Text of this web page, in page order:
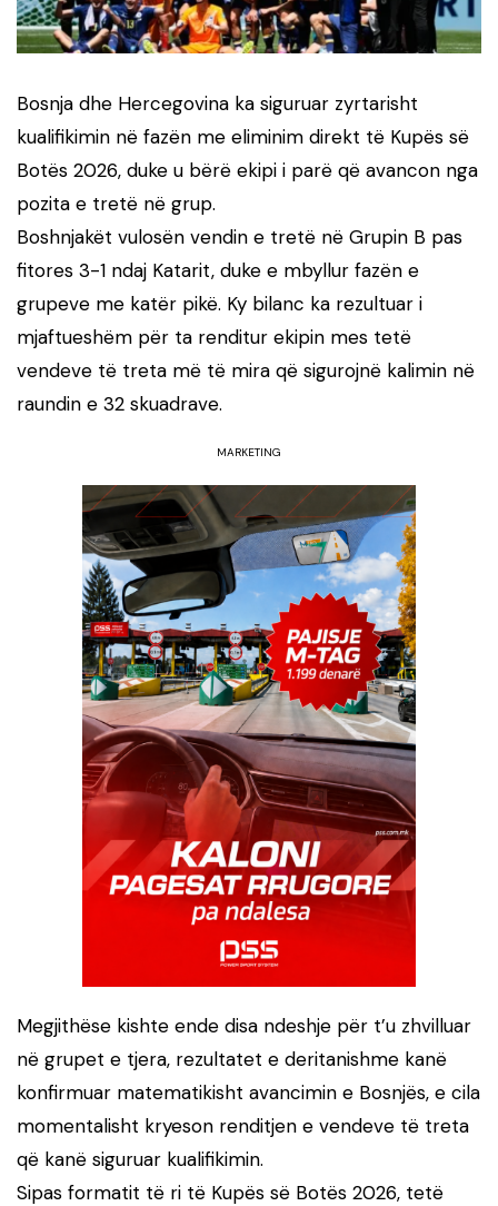
Bosnja dhe Hercegovina ka siguruar zyrtarisht
kualifikimin në fazën me eliminim direkt të Kupës së
Botës 2026, duke u bërë ekipi i parë që avancon nga
pozita e tretë në grup.
Boshnjakët vulosën vendin e tretë në Grupin B pas
fitores 3-1 ndaj Katarit, duke e mbyllur fazën e
grupeve me katër pikë. Ky bilanc ka rezultuar i
mjaftueshëm për ta renditur ekipin mes tetë
vendeve të treta më të mira që sigurojnë kalimin në
raundin e 32 skuadrave.
MARKETING
Megjithëse kishte ende disa ndeshje për t’u zhvilluar
në grupet e tjera, rezultatet e deritanishme kanë
konfirmuar matematikisht avancimin e Bosnjës, e cila
momentalisht kryeson renditjen e vendeve të treta
që kanë siguruar kualifikimin.
Sipas formatit të ri të Kupës së Botës 2026, tetë